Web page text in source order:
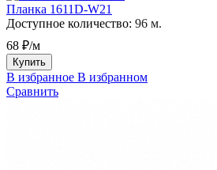
Планка 1611D-W21
Доступное количество: 96 м.
68 ₽/м
Купить
В избранное В избранном
Сравнить